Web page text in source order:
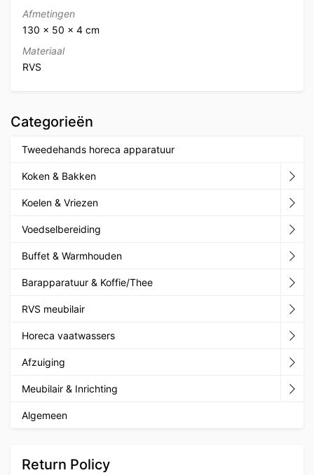
Afmetingen
130 × 50 × 4 cm
Materiaal
RVS
Categorieën
Tweedehands horeca apparatuur
Koken & Bakken
Koelen & Vriezen
Voedselbereiding
Buffet & Warmhouden
Barapparatuur & Koffie/Thee
RVS meubilair
Horeca vaatwassers
Afzuiging
Meubilair & Inrichting
Algemeen
Return Policy